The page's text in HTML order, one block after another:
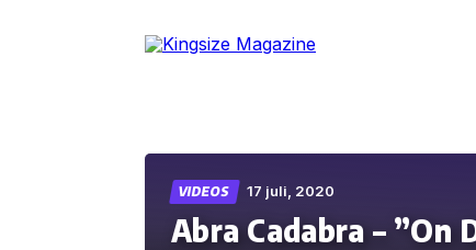
VIDEOS 17 juli, 2020
Abra Cadabra – ”On